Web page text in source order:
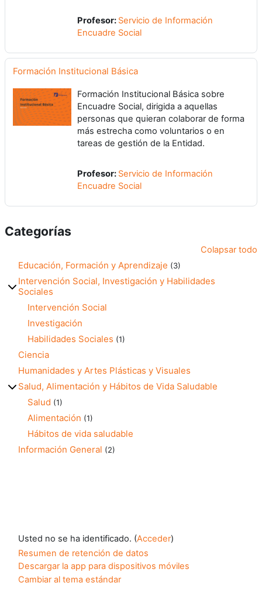
Profesor: Servicio de Información
Encuadre Social
Formación Institucional Básica
Formación Institucional Básica sobre
Encuadre Social, dirigida a aquellas
personas que quieran colaborar de forma
más estrecha como voluntarios o en
tareas de gestión de la Entidad.
Profesor: Servicio de Información
Encuadre Social
Categorías
Colapsar todo
Educación, Formación y Aprendizaje (3)
Intervención Social, Investigación y Habilidades
Sociales
Intervención Social
Investigación
Habilidades Sociales (1)
Ciencia
Humanidades y Artes Plásticas y Visuales
Salud, Alimentación y Hábitos de Vida Saludable
Salud (1)
Alimentación (1)
Hábitos de vida saludable
Información General (2)
Usted no se ha identificado. (Acceder)
Resumen de retención de datos
Descargar la app para dispositivos móviles
Cambiar al tema estándar